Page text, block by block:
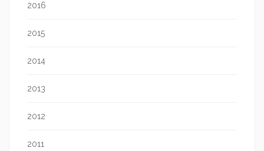
2016
2015
2014
2013
2012
2011